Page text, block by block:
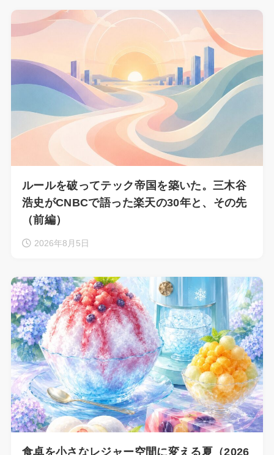
ルールを破ってテック帝国を築いた。三木谷
浩史がCNBCで語った楽天の30年と、その先
（前編）
2026年8月5日
食卓を小さなレジャー空間に変える夏（2026